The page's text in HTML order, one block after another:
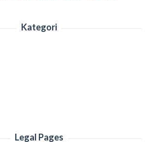
Kategori
Legal Pages